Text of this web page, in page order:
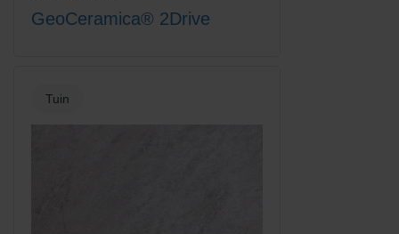
GeoCeramica® 2Drive
Tuin